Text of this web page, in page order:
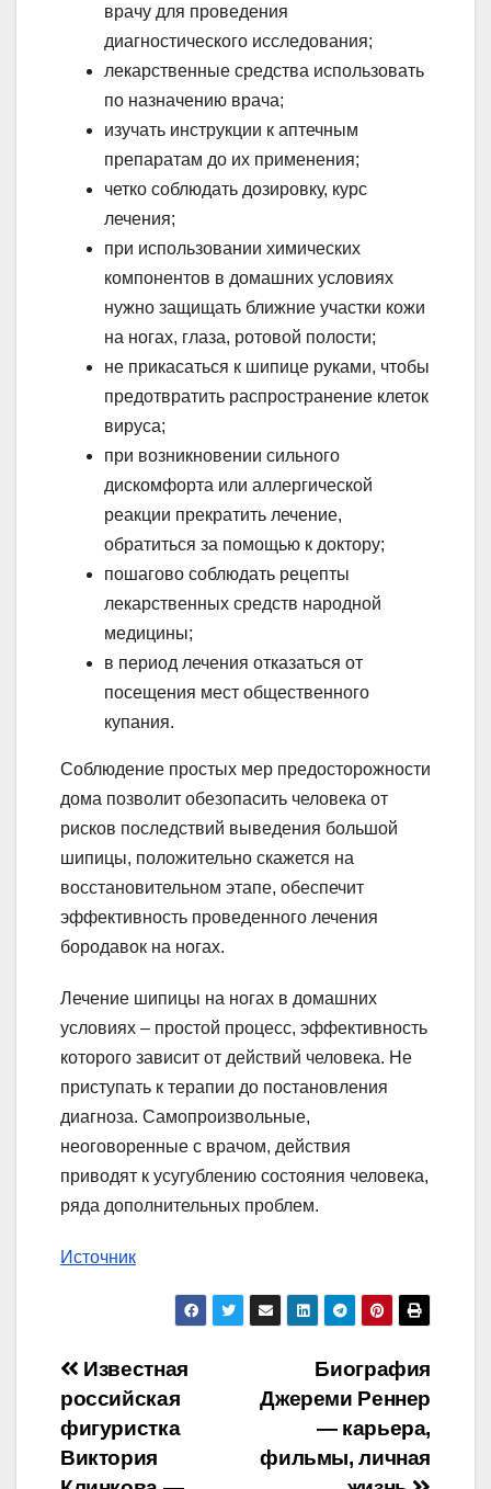
врачу для проведения
диагностического исследования;
лекарственные средства использовать
по назначению врача;
изучать инструкции к аптечным
препаратам до их применения;
четко соблюдать дозировку, курс
лечения;
при использовании химических
компонентов в домашних условиях
нужно защищать ближние участки кожи
на ногах, глаза, ротовой полости;
не прикасаться к шипице руками, чтобы
предотвратить распространение клеток
вируса;
при возникновении сильного
дискомфорта или аллергической
реакции прекратить лечение,
обратиться за помощью к доктору;
пошагово соблюдать рецепты
лекарственных средств народной
медицины;
в период лечения отказаться от
посещения мест общественного
купания.
Соблюдение простых мер предосторожности
дома позволит обезопасить человека от
рисков последствий выведения большой
шипицы, положительно скажется на
восстановительном этапе, обеспечит
эффективность проведенного лечения
бородавок на ногах.
Лечение шипицы на ногах в домашних
условиях – простой процесс, эффективность
которого зависит от действий человека. Не
приступать к терапии до постановления
диагноза. Самопроизвольные,
неоговоренные с врачом, действия
приводят к усугублению состояния человека,
ряда дополнительных проблем.
Источник
Навигация
по
записям
Биография
Джереми Реннер
— карьера,
фильмы, личная
Известная
российская
фигуристка
Виктория